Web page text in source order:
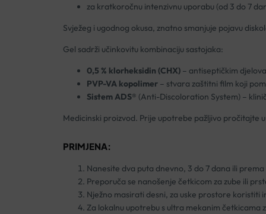
za kratkoročnu intenzivnu uporabu (od 3 do 7
Svježeg i ugodnog okusa, znatno smanjuje pojavu
Gel sadrži učinkovitu kombinaciju sastojaka:
0,5 % klorheksidin (CHX)– antiseptičkim
PVP-VA kopolimer– stvara zaštitni film koji
Sistem ADS® (Anti-Discoloration System) –
Medicinski proizvod. Prije upotrebe pažljivo pročitajte
PRIMJENA:
Nanesite dva puta dnevno, 3 do 7 dana ili
Preporuča se nanošenje četkicom za zube ili
Nježno masirati desni, za uske prostore
Za lokalnu upotrebu s ultra mekanim četkicama